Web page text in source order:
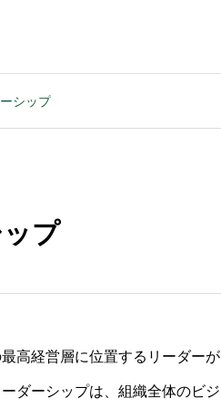
ー改善
準備は
シップ
プ
高経営層に位置するリーダーが
ダーシップは、組織全体のビジ